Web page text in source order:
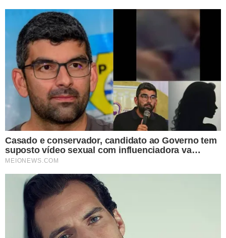
vidas”, destacou o parlamentar.
A iniciativa conta com o apoio do Governo do Estado, por
meio da Secretaria de Estado da Saúde, e representa um
avanço significativo para a descentralização dos serviços
especializados, ampliando o acesso da população ao
tratamento oncológico.